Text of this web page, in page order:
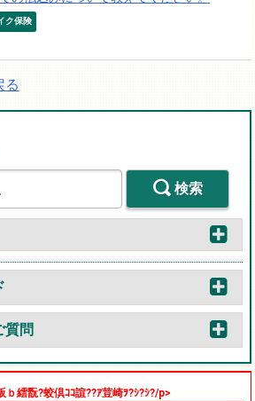
ク保険
る
検索
質問
ｂ繧翫?蛟倶ｺｺ諠??ｱ荳崎ｦ?ｼ?ｼ?/p>